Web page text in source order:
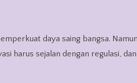
daya saing bangsa.
harus sejalan dengan regulasi,